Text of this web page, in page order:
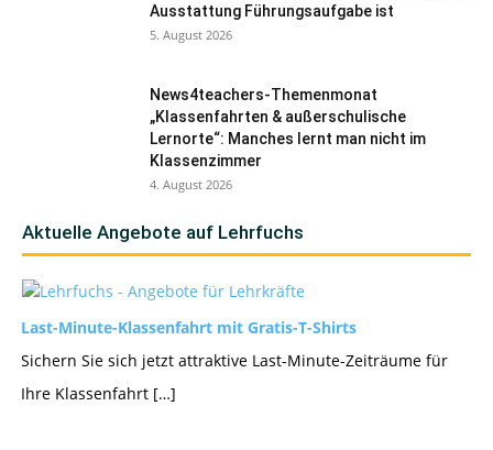
Ausstattung Führungsaufgabe ist
5. August 2026
News4teachers-Themenmonat
„Klassenfahrten & außerschulische
Lernorte“: Manches lernt man nicht im
Klassenzimmer
4. August 2026
Aktuelle Angebote auf Lehrfuchs
Last-Minute-Klassenfahrt mit Gratis-T-Shirts
Sichern Sie sich jetzt attraktive Last-Minute-Zeiträume für
Ihre Klassenfahrt […]